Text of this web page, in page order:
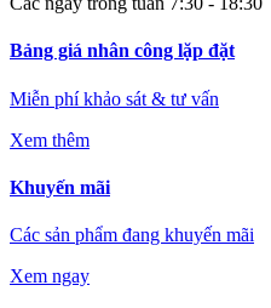
Bảng giá nhân công lặp đặt
Miễn phí khảo sát & tư vấn
Xem thêm
Khuyến mãi
Các sản phẩm đang khuyến mãi
Xem ngay